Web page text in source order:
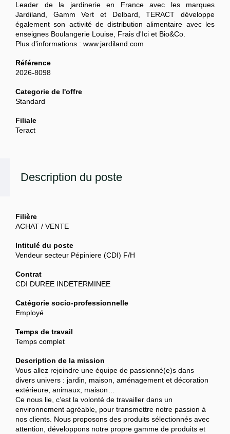
Description du poste
Filière
ACHAT / VENTE
Intitulé du poste
Vendeur secteur Pépiniere (CDI) F/H
Contrat
CDI DUREE INDETERMINEE
Catégorie socio-professionnelle
Employé
Temps de travail
Temps complet
Description de la mission
Vous allez rejoindre une équipe de passionné(e)s dans
divers univers : jardin, maison, aménagement et décoration
extérieure, animaux, maison…
Ce nous lie, c’est la volonté de travailler dans un
environnement agréable, pour transmettre notre passion à
nos clients. Nous proposons des produits sélectionnés avec
attention, développons notre propre gamme de produits et
Leader de la jardinerie en France avec les marques
Jardiland, Gamm Vert et Delbard, TERACT développe
également son activité de distribution alimentaire avec les
enseignes Boulangerie Louise, Frais d'Ici et Bio&Co.
Plus d'informations : www.jardiland.com
Référence
2026-8098
Categorie de l'offre
Standard
Filiale
Teract